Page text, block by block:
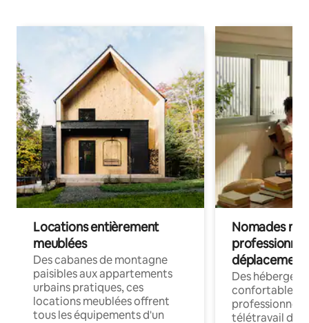
Locations entièrement
meublées
Des cabanes de montagne
paisibles aux appartements
urbains pratiques, ces
locations meublées offrent
tous les équipements d'un
Nomades
déplacement
Des
confortables
professionnels
télétravail